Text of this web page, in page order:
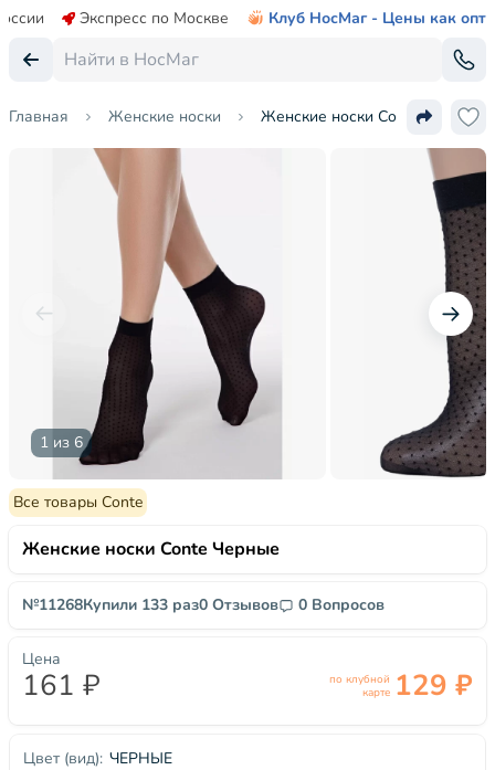
Экспресс по Москве Клуб НосМаг - Цены как опт
Главная Женские носки Женские носки Conte
1 из 6
Все товары Conte
Женские носки Conte Черные
№11268Купили 133 раз0 Отзывов 0 Вопросов
Цвет (вид): ЧЕРНЫЕ
Цена
161 ₽
по клубной
карте 129 ₽